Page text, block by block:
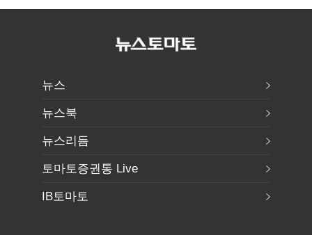
삼지 말아야"
분양사기 나선
기금' 3900만원
뉴스
뉴스북
뉴스리듬
토마토증권통 Live
IB토마토